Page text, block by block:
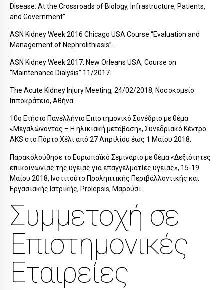
Disease: At the Crossroads of Biology, Infrastructure, Patients,
and Government”
ASN Kidney Week 2016 Chicago USA Course “Evaluation and
Management of Nephrolithiasis”.
ASN Kidney Week 2017, New Orleans USA, Course on
“Maintenance Dialysis” 11/2017.
The Acute Kidney Injury Meeting, 24/02/2018, Νοσοκομείο
Ιπποκράτειο, Αθήνα.
10ο Ετήσιο Πανελλήνιο Επιστημονικό Συνέδριο με θέμα
«Μεγαλώνοντας – Η ηλικιακή μετάβαση», Συνεδριακό Κέντρο
AKS στο Πόρτο Χέλι από 27 Απριλίου έως 1 Μαΐου 2018.
Παρακολούθησε το Ευρωπαϊκό Σεμινάριο με θέμα «Δεξιότητες
επικοινωνίας της υγείας για επαγγελματίες υγείας», 15-19
Μαΐου 2018, Ινστιτούτο Προληπτικής Περιβαλλοντικής και
Εργασιακής Ιατρικής, Prolepsis, Μαρούσι.
Συμμετοχή σε
Επιστημονικές
Εταιρείες